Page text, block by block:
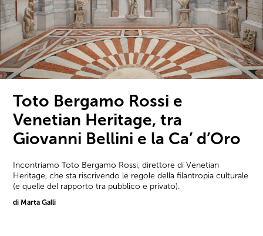
Toto Bergamo Rossi e
Venetian Heritage, tra
Giovanni Bellini e la Ca’ d’Oro
Incontriamo Toto Bergamo Rossi, direttore di Venetian
Heritage, che sta riscrivendo le regole della filantropia culturale
(e quelle del rapporto tra pubblico e privato).
di Marta Galli